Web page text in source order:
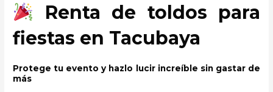
Renta de toldos para
fiestas en Tacubaya
Protege tu evento y hazlo lucir increíble sin gastar de
más